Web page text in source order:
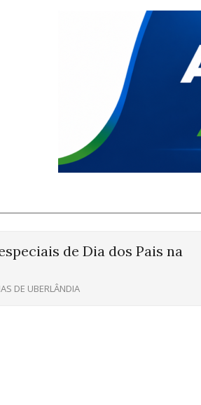
de Dia dos Pais na
DE UBERLÂNDIA